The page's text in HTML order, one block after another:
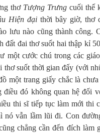
thơ Tượng Trưngcuối thế
Hiện đạithời bây giờ, thơ
lưu nào cũng thành công.
đất đai thơ suốt hai thập kỉ
một cước chú trong các
thơ suốt thời gian đấy (với
một trang giấy chắc là
điều đó không quan hệ đối
thi sĩ tiếp tục làm mới thi
nó vẫn lầm lũi đi. Con
chẳng cần đến đích